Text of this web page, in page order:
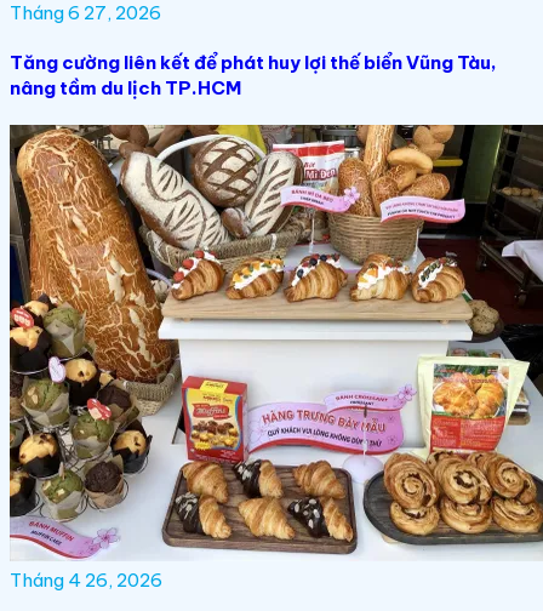
Tháng 6 27, 2026
Tăng cường liên kết để phát huy lợi thế biển Vũng Tàu,
nâng tầm du lịch TP.HCM
Tháng 4 26, 2026